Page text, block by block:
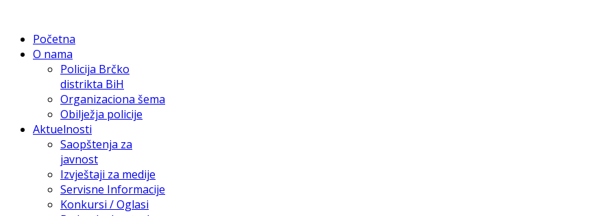
Početna
O nama
Policija Brčko
distrikta BiH
Organizaciona šema
Obilježja policije
Aktuelnosti
Saopštenja za
javnost
Izvještaji za medije
Servisne Informacije
Konkursi / Oglasi